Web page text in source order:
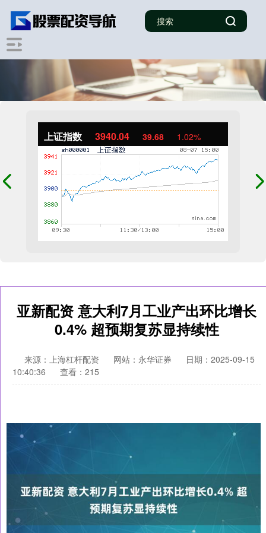
上证指数 3940.04 39.68 1.02%
亚新配资 意大利7月工业产出环比增长
0.4% 超预期复苏显持续性
来源：上海杠杆配资 网站：永华证券
日期：2025-09-15
10:40:36
查看：215